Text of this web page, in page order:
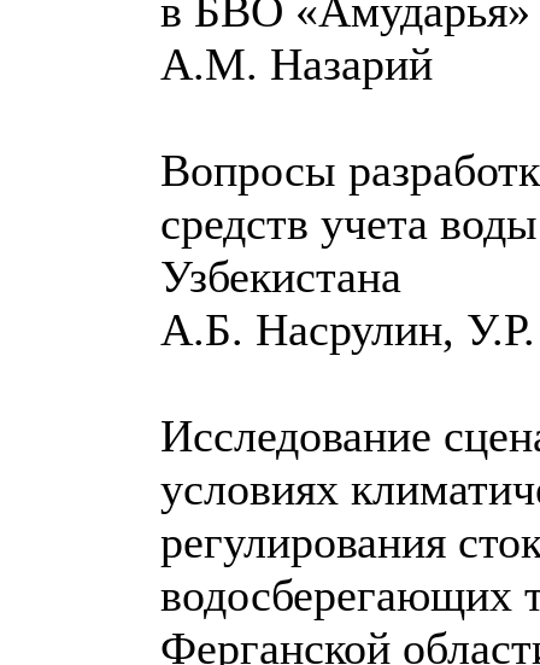
в БВО
А.М. Назарий
Вопросы
средств учета
Узбекистана
А.Б. Насрулин,
Исследование
условиях
регулирования
водосберегающих
Ферганской